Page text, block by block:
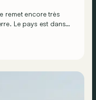
remet encore très
Le pays est dans
promesse de